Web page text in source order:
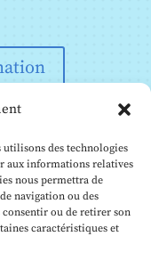
des technologies
aux informations relatives
nous permettra de
navigation ou des
ou de retirer son
caractéristiques et
de l'UE
131
137
138
143
149
150
155
156
161
162
167
168
la transparence
général aux
modèle dans leur
des modèles d'IA